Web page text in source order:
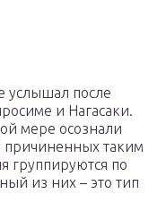
услышал после
и Нагасаки.
мере осознали
причиненных таким
группируются по
из них – это тип